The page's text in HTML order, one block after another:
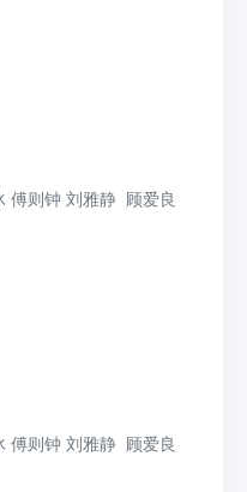
则钟 刘雅静 顾爱良
则钟 刘雅静 顾爱良